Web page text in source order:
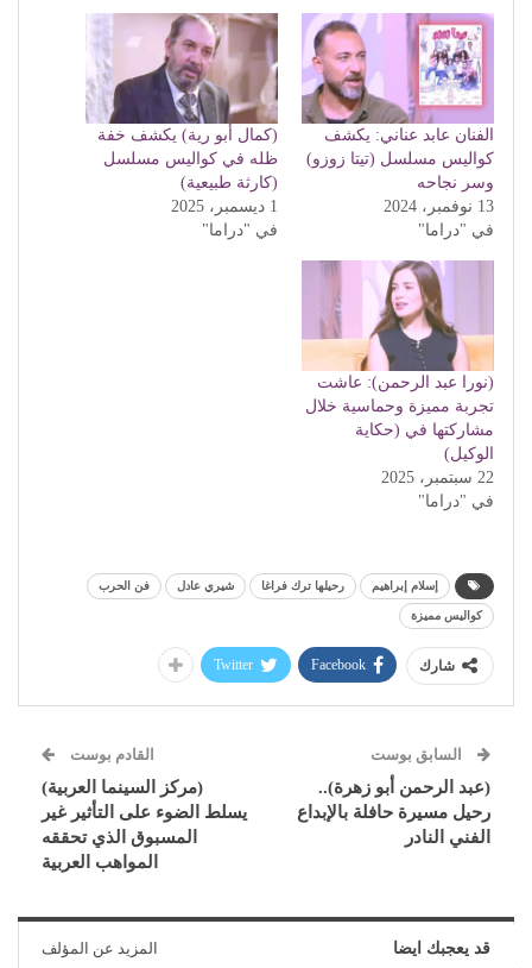
الفنان عابد عناني: يكشف
كواليس مسلسل (تيتا زوزو)
وسر نجاحه
13 نوفمبر، 2024
في "دراما"
(كمال أبو رية) يكشف خفة
ظله في كواليس مسلسل
(كارثة طبيعية)
1 ديسمبر، 2025
في "دراما"
(نورا عبد الرحمن): عاشت
تجربة مميزة وحماسية خلال
مشاركتها في (حكاية
الوكيل)
22 سبتمبر، 2025
في "دراما"
إسلام إبراهيم رحيلها ترك فراغا شيري عادل فن الحرب
كواليس مميزة
شارك Facebook
Twitter
السابق بوست
(عبد الرحمن أبو زهرة)..
رحيل مسيرة حافلة بالإبداع
الفني النادر
القادم بوست
(مركز السينما العربية)
يسلط الضوء على التأثير غير
المسبوق الذي تحققه
المواهب العربية
قد يعجبك ايضا المزيد عن المؤلف